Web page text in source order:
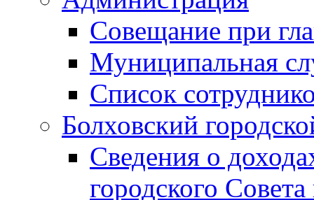
Совещание при
Муниципальная
Список
Болховский
Сведения о
городского